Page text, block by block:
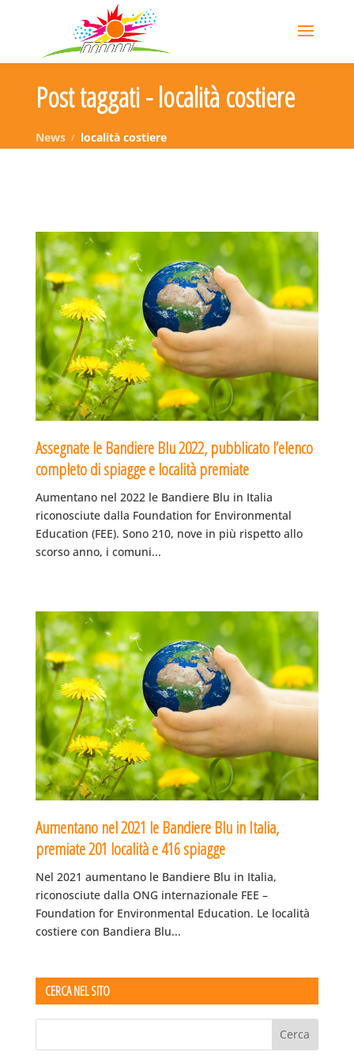
Post taggati - località costiere
News località costiere
Assegnate le Bandiere Blu 2022, pubblicato l’elenco
completo di spiagge e località premiate
Aumentano nel 2022 le Bandiere Blu in Italia
riconosciute dalla Foundation for Environmental
Education (FEE). Sono 210, nove in più rispetto allo
scorso anno, i comuni...
Aumentano nel 2021 le Bandiere Blu in Italia,
premiate 201 località e 416 spiagge
Nel 2021 aumentano le Bandiere Blu in Italia,
riconosciute dalla ONG internazionale FEE –
Foundation for Environmental Education. Le località
costiere con Bandiera Blu...
CERCA NEL SITO